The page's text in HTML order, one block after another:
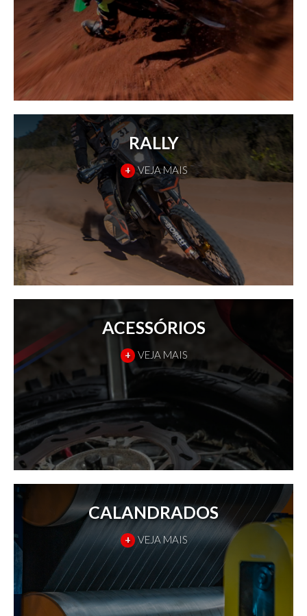
RALLY
+ VEJA MAIS
ACESSÓRIOS
+ VEJA MAIS
CALANDRADOS
+ VEJA MAIS